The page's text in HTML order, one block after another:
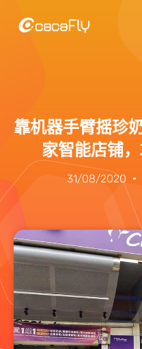
靠机器手臂摇珍
家智能店铺
31/08/2020